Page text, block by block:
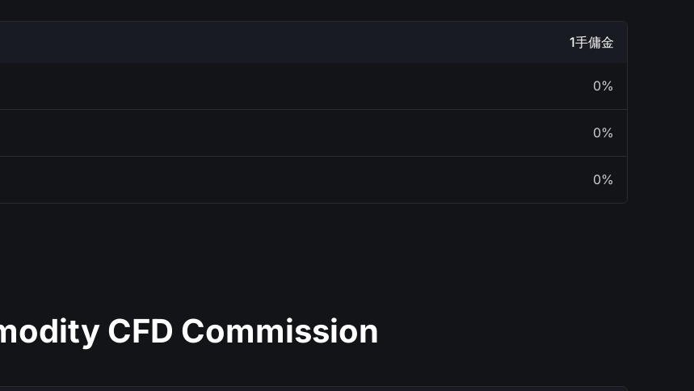
1手傭金
0%
0%
0%
CFD Commission